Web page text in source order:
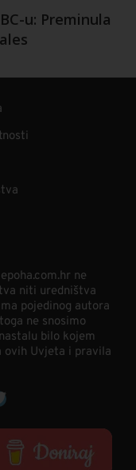
u: Preminula
ne
niti uredništva
pojedinog autora
ne snosimo
bilo kojem
ovih Uvjeta i pravila